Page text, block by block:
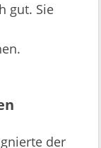
gut. Sie
der